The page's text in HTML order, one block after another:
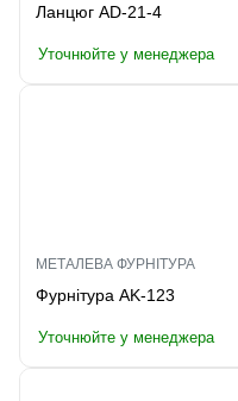
Ланцюг AD-21-4
Уточнюйте у менеджера
МЕТАЛЕВА ФУРНІТУРА
Фурнітура AK-123
Уточнюйте у менеджера